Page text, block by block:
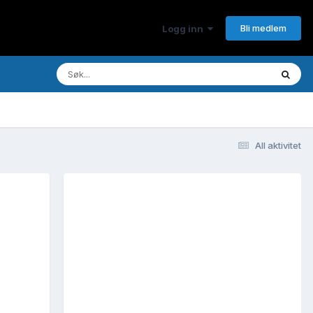
Logg inn Bli medlem
All aktivitet